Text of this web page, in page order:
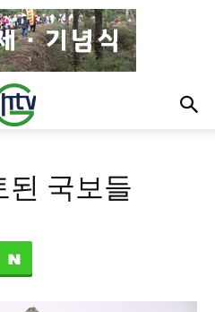
된 국보들